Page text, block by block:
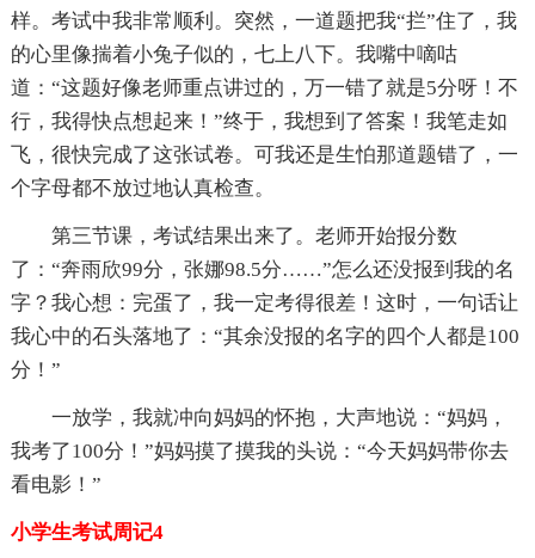
样。考试中我非常顺利。突然，一道题把我“拦”住了，我
的心里像揣着小兔子似的，七上八下。我嘴中嘀咕
道：“这题好像老师重点讲过的，万一错了就是5分呀！不
行，我得快点想起来！”终于，我想到了答案！我笔走如
飞，很快完成了这张试卷。可我还是生怕那道题错了，一
个字母都不放过地认真检查。
第三节课，考试结果出来了。老师开始报分数
了：“奔雨欣99分，张娜98.5分……”怎么还没报到我的名
字？我心想：完蛋了，我一定考得很差！这时，一句话让
我心中的石头落地了：“其余没报的名字的四个人都是100
分！”
一放学，我就冲向妈妈的怀抱，大声地说：“妈妈，
我考了100分！”妈妈摸了摸我的头说：“今天妈妈带你去
看电影！”
小学生考试周记4